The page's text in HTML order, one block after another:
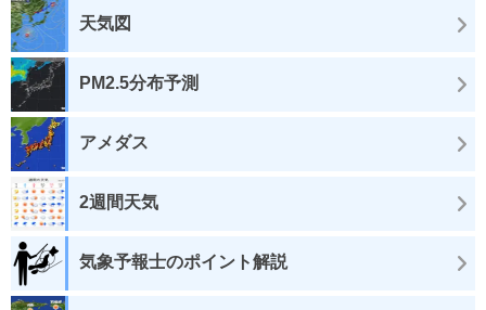
天気図
PM2.5分布予測
アメダス
2週間天気
気象予報士のポイント解説